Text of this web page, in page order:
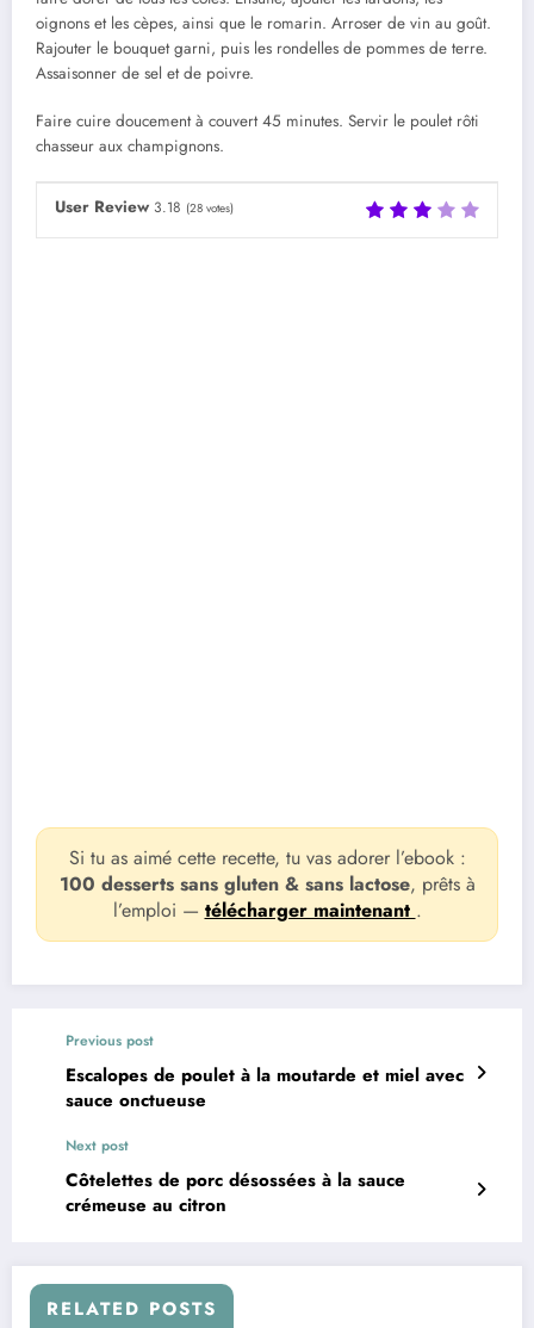
oignons et les cèpes, ainsi que le romarin. Arroser de vin au goût.
Rajouter le bouquet garni, puis les rondelles de pommes de terre.
Assaisonner de sel et de poivre.
Faire cuire doucement à couvert 45 minutes. Servir le poulet rôti
chasseur aux champignons.
User Review 3.18 (28 votes)
Si tu as aimé cette recette, tu vas adorer l’ebook :
100 desserts sans gluten & sans lactose, prêts à
l’emploi — télécharger maintenant .
Previous post
Escalopes de poulet à la moutarde et miel avec
sauce onctueuse
Next post
Côtelettes de porc désossées à la sauce
crémeuse au citron
RELATED POSTS